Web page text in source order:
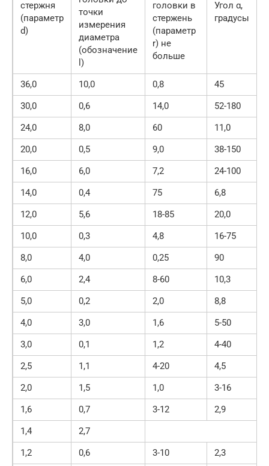
стержня
(параметр
d)
точки
измерения
диаметра
(обозначение
l)
головки в
стержень
(параметр
r) не
больше
Угол α,
градусы
36,0 10,0 0,8 45
30,0
0,6 14,0 52-180
24,0
8,0 60 11,0
20,0
0,5 9,0 38-150
16,0
6,0 7,2 24-100
14,0
0,4 75 6,8
12,0
5,6 18-85
20,0
10,0
0,3 4,8 16-75
8,0
4,0 0,25 90
6,0
2,4 8-60
10,3
5,0
0,2 2,0
8,8
4,0
3,0 1,6 5-50
3,0
0,1 1,2 4-40
2,5
1,1 4-20
4,5
2,0
1,5 1,0 3-16
1,6
0,7 3-12
2,9
1,4
2,7
1,2
0,6 3-10
2,3